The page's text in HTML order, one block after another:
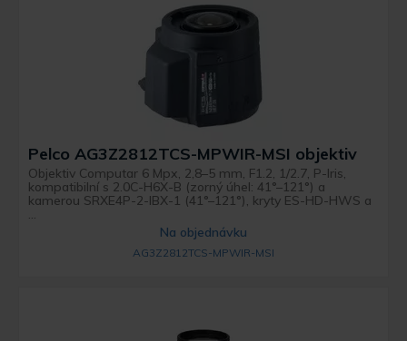
Pelco AG3Z2812TCS-MPWIR-MSI objektiv
Objektiv Computar 6 Mpx, 2,8–5 mm, F1.2, 1/2.7, P-Iris,
kompatibilní s 2.0C-H6X-B (zorný úhel: 41°–121°) a
kamerou SRXE4P-2-IBX-1 (41°–121°), kryty ES-HD-HWS a
...
Na objednávku
AG3Z2812TCS-MPWIR-MSI